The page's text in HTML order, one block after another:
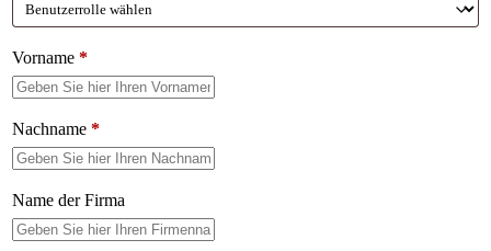
Vorname *
Nachname *
Name der Firma